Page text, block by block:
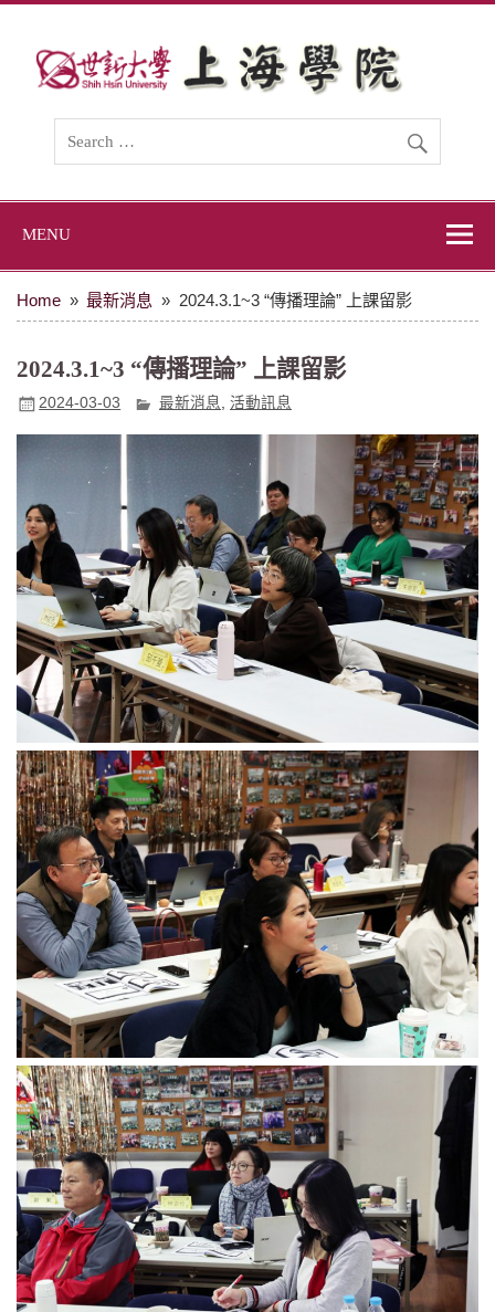
Skip
世新大學上海學
世新大學上海學院網站
MENU
Home 最新消息 2024.3.1~3 “傳播理論” 上課留影
2024.3.1~3 “傳播理論” 上課留影
2024-03-03 最新消息,活動訊息